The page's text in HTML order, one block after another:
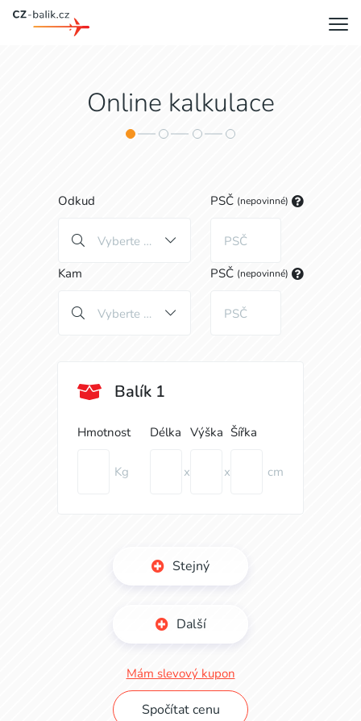
Online kalkulace
Odkud
Vyberte zemi
PSČ (nepovinné)
Kam
Vyberte zemi
PSČ (nepovinné)
Balík 1
Hmotnost
Kg
Délka
x
Výška
x
Šířka
cm
Stejný
Další
Mám slevový kupon
Spočítat cenu